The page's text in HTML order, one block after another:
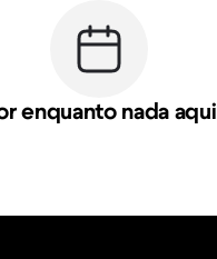
enquanto nada aqui